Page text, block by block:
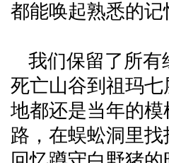
都能唤起熟悉的记
我们保留了所有
死亡山谷到祖玛
地都还是当年的
路，在蜈蚣洞里